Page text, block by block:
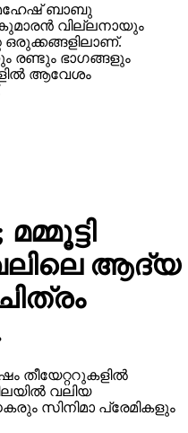
മഹേഷ് ബാബു
വില്ലനായും
ഭാഗങ്ങളും
ആവേശം
ആദ്യ
തീയേറ്ററുകളിൽ
വലിയ
സിനിമാ പ്രേമികളും